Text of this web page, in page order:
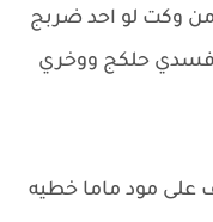
من وكت لو احد ضربج
فسدي حلكج ووخري
على مود ماما خطيه